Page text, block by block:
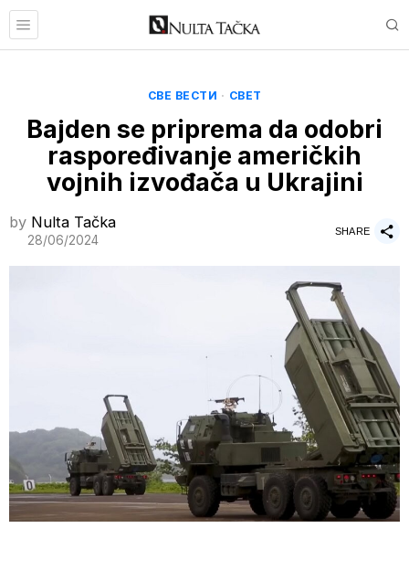
СВЕ ВЕСТИ · СВЕТ
Bajden se priprema da odobri
raspoređivanje američkih
vojnih izvođača u Ukrajini
by Nulta Tačka
28/06/2024
SHARE